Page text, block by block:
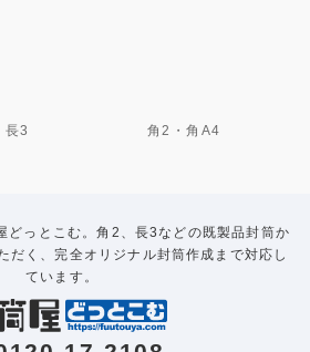
長3 角2・角A4
どっとこむ。角2、長3などの既製品封筒か
だく、完全オリジナル封筒作成まで対応し
ています。